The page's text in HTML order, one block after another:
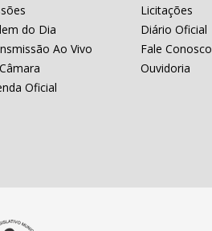
do Dia
Ao Vivo
Oficial
Licitações
Diário Oficial
Fale Conosco
Ouvidoria